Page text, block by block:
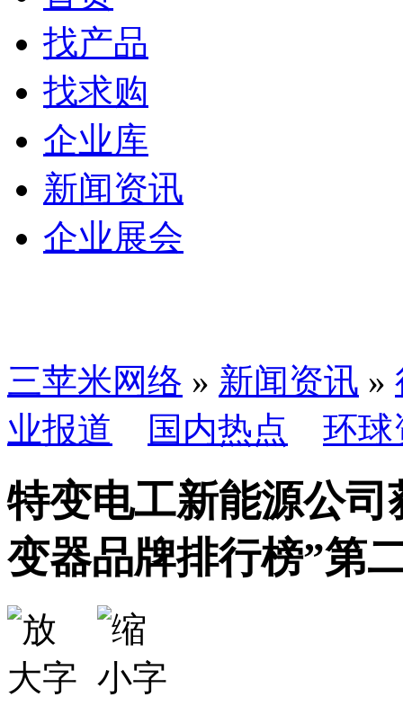
找产品
找求购
企业库
新闻资讯
企业展会
三苹米网络 » 新闻资讯 »
业报道
国内热点 环球
特变电工新能源公司
变器品牌排行榜”第